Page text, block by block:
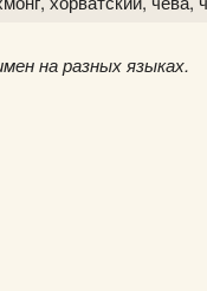
на разных языках.